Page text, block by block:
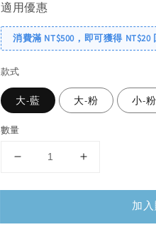
適用優惠
消費滿 NT$500，即可獲得 NT$20
款式
大-藍 大-粉 小-粉
數量
加